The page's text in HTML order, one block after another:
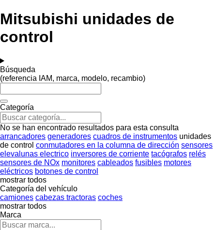
Mitsubishi unidades de
control
Búsqueda
(referencia IAM, marca, modelo, recambio)
Categoría
No se han encontrado resultados para esta consulta
arrancadores generadores cuadros de instrumentos unidades
de control conmutadores en la columna de dirección sensores
elevalunas electrico inversores de corriente tacógrafos relés
sensores de NOx monitores cableados fusibles motores
eléctricos botones de control
mostrar todos
Categoría del vehículo
camiones cabezas tractoras coches
mostrar todos
Marca